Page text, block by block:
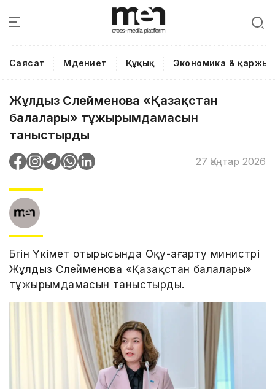
Саясат Мәдениет Құқық Экономика & қаржы
Жұлдыз Сүлейменова «Қазақстан
балалары» тұжырымдамасын
таныстырды
27 Қаңтар 2026
Бүгін Үкімет отырысында Оқу-ағарту министрі
Жұлдыз Сүлейменова «Қазақстан балалары»
тұжырымдамасын таныстырды.